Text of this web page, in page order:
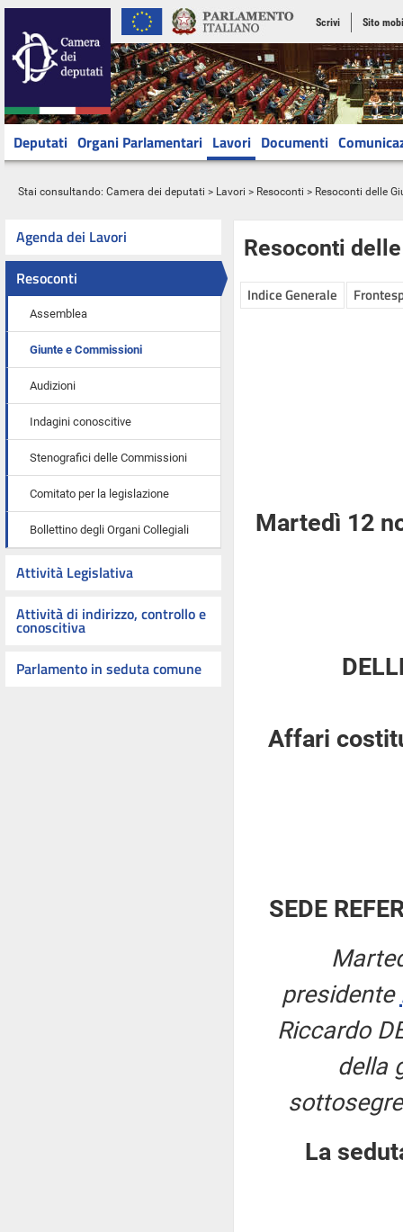
Scrivi Sito
Deputati Organi Parlamentari Lavori Documenti
Stai consultando: Camera dei deputati > Lavori > Resoconti > Resoconti delle
Agenda dei Lavori
Resoconti
Assemblea
Giunte e Commissioni
Audizioni
Indagini conoscitive
Stenografici delle Commissioni
Comitato per la legislazione
Bollettino degli Organi Collegiali
Attività Legislativa
Attività di indirizzo, controllo e
conoscitiva
Parlamento in seduta comune
Resoconti
Indice Generale
Martedì 12
Affari
SEDE
presidente
Riccardo
della
La